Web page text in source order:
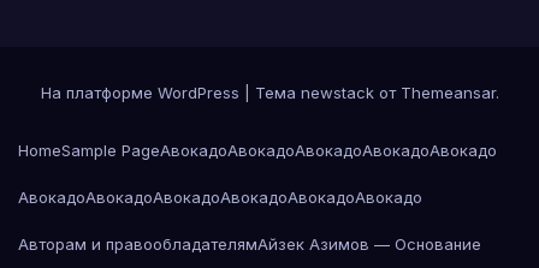
На платформе WordPress Тема newstack от Themeansar.
HomeSample PageАвокадоАвокадоАвокадоАвокадоАвокадо
АвокадоАвокадоАвокадоАвокадоАвокадоАвокадо
Авторам и правообладателямАйзек Азимов — Основание